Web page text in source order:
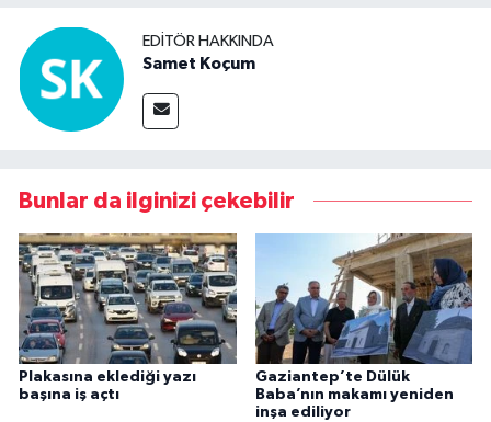
EDITÖR HAKKINDA
Samet Koçum
Bunlar da ilginizi çekebilir
Plakasına eklediği yazı
başına iş açtı
Gaziantep’te Dülük
Baba’nın makamı yeniden
inşa ediliyor